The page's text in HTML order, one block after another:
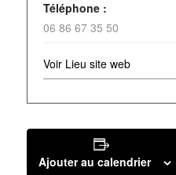
Téléphone :
06 86 67 35 50
Voir Lieu site web
Ajouter au calendrier